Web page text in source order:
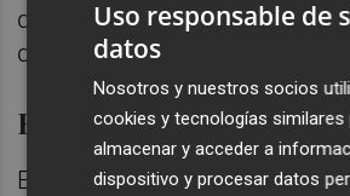
dejará de ser un estado libre
de derecho".
El PSRM denuncia el
El PSRM-PSOE ha salido al
Uso responsable de
datos
Nosotros y nuestros socios
cookies y tecnologías similares
almacenar y acceder a
dispositivo y procesar datos